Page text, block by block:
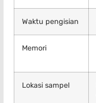
Waktu pengisian
Memori
Lokasi sampel